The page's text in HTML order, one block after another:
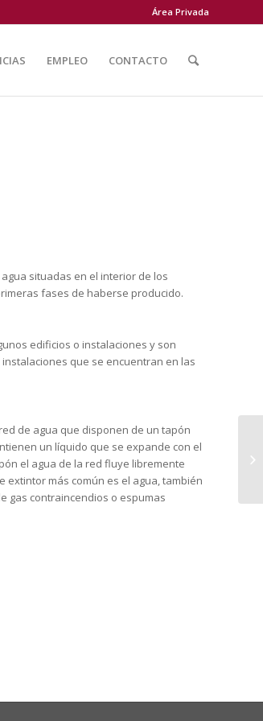
Área Privada
EMPLEO CONTACTO
situadas en el interior de los
fases de haberse producido.
edificios o instalaciones y son
que se encuentran en las
de agua que disponen de un tapón
un líquido que se expande con el
el agua de la red fluye libremente
extintor más común es el agua, también
gas contraincendios o espumas